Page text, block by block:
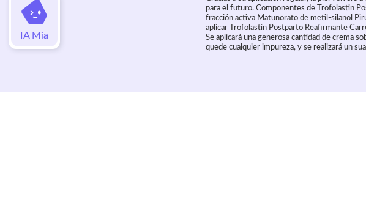
IA Mia
para el futuro. Componentes de Trofolastin
fracción activa Matunorato de metil-silanol
aplicar Trofolastin Postparto Reafirmante
Se aplicará una generosa cantidad de crema
quede cualquier impureza, y se realizará un